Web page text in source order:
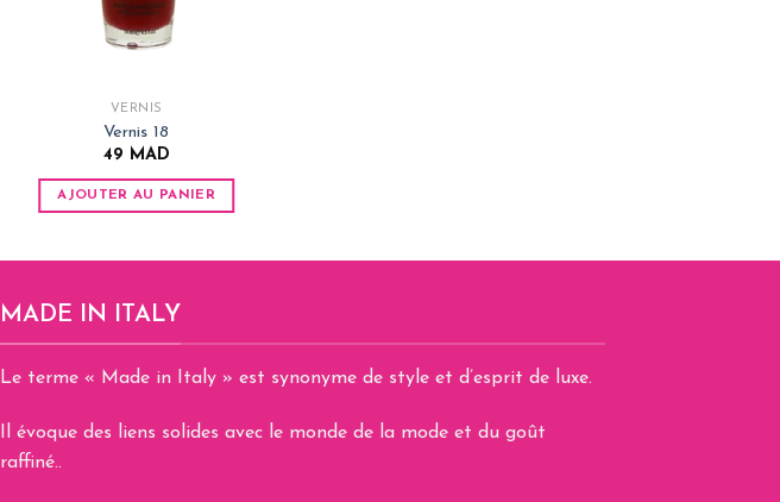
VERNIS
Vernis 18
49 MAD
AJOUTER AU PANIER
MADE IN ITALY
Le terme « Made in Italy » est synonyme de style et d’esprit de luxe.
Il évoque des liens solides avec le monde de la mode et du goût
raffiné..